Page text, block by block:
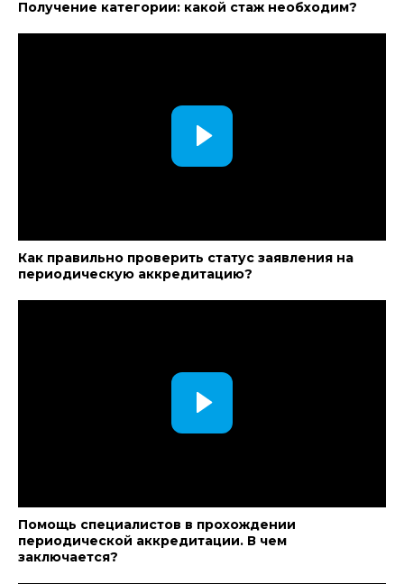
Получение категории: какой стаж необходим?
Как правильно проверить статус заявления на
периодическую аккредитацию?
Помощь специалистов в прохождении
периодической аккредитации. В чем
заключается?